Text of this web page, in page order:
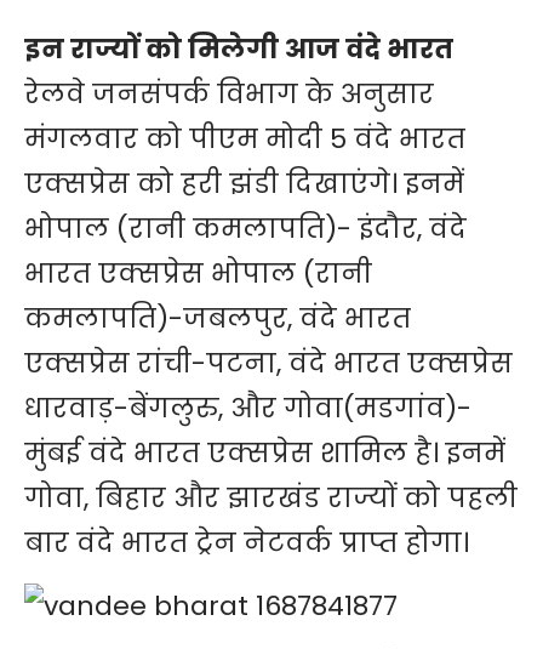
इन राज्यों को मिलेगी आज वंदे भारत
रेलवे जनसंपर्क विभाग के अनुसार
मंगलवार को पीएम मोदी 5 वंदे भारत
एक्सप्रेस को हरी झंडी दिखाएंगे। इनमें
भोपाल (रानी कमलापति)- इंदौर, वंदे
भारत एक्सप्रेस भोपाल (रानी
कमलापति)-जबलपुर, वंदे भारत
एक्सप्रेस रांची-पटना, वंदे भारत एक्सप्रेस
धारवाड़-बेंगलुरु, और गोवा(मडगांव)-
मुंबई वंदे भारत एक्सप्रेस शामिल है। इनमें
गोवा, बिहार और झारखंड राज्यों को पहली
बार वंदे भारत ट्रेन नेटवर्क प्राप्त होगा।